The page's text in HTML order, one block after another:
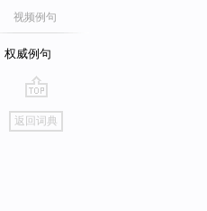
视频例句
权威例句
go
top
返回词典